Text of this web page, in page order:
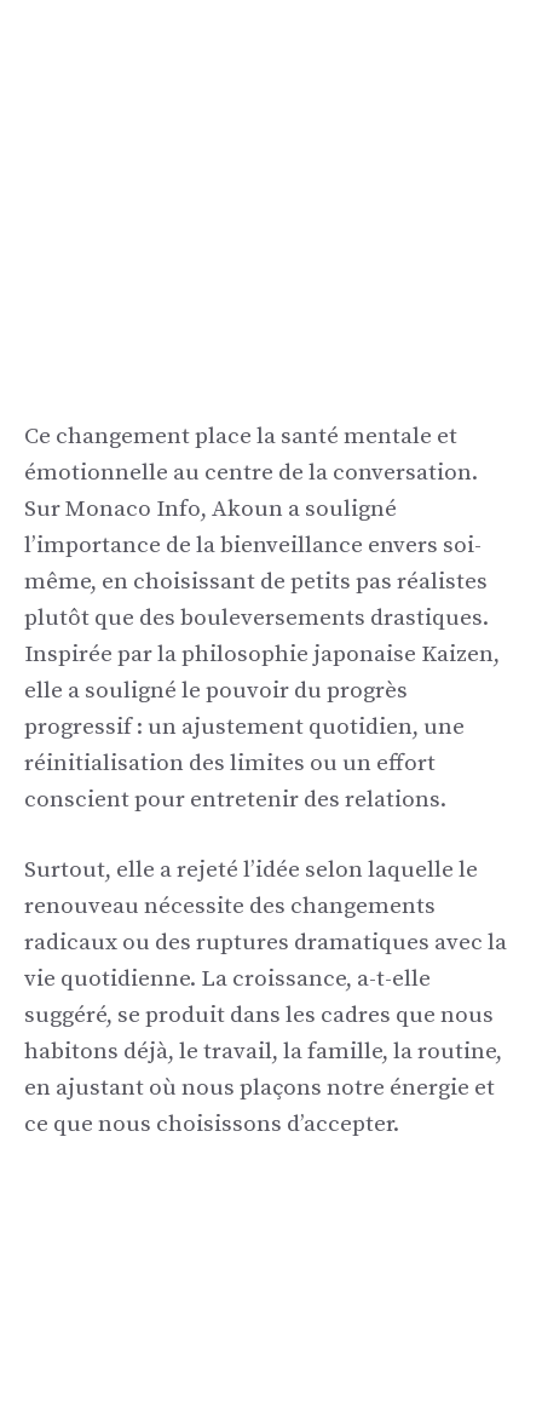
Ce changement place la santé mentale et
émotionnelle au centre de la conversation.
Sur Monaco Info, Akoun a souligné
l’importance de la bienveillance envers soi-
même, en choisissant de petits pas réalistes
plutôt que des bouleversements drastiques.
Inspirée par la philosophie japonaise Kaizen,
elle a souligné le pouvoir du progrès
progressif : un ajustement quotidien, une
réinitialisation des limites ou un effort
conscient pour entretenir des relations.
Surtout, elle a rejeté l’idée selon laquelle le
renouveau nécessite des changements
radicaux ou des ruptures dramatiques avec la
vie quotidienne. La croissance, a-t-elle
suggéré, se produit dans les cadres que nous
habitons déjà, le travail, la famille, la routine,
en ajustant où nous plaçons notre énergie et
ce que nous choisissons d’accepter.